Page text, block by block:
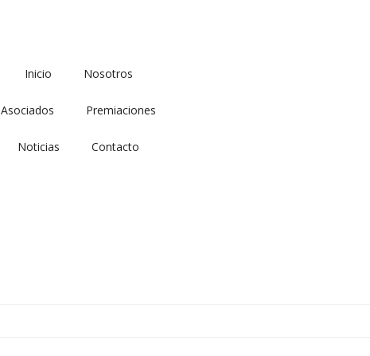
Inicio Nosotros
Asociados Premiaciones
Noticias Contacto